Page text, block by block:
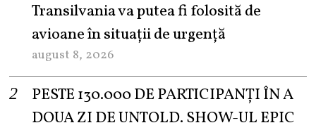
Transilvania va putea fi folosită de
avioane în situații de urgență
august 8, 2026
PESTE 130.000 DE PARTICIPANȚI ÎN A
DOUA ZI DE UNTOLD. SHOW-UL EPIC